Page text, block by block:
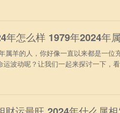
年怎么样 1979年2024年
羊的人，你好像一直以来都是一位
运波动呢？让我们一起来探讨一下，